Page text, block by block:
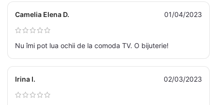
Camelia Elena D. 01/04/2023
Nu îmi pot lua ochii de la comoda TV. O bijuterie!
Irina I. 02/03/2023